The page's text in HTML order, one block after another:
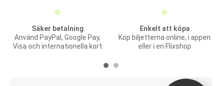
Säker betalning
Använd PayPal, Google Pay,
Visa och internationella kort
Enkelt att köpa
Köp biljetterna online, i appen
eller i en Flixshop